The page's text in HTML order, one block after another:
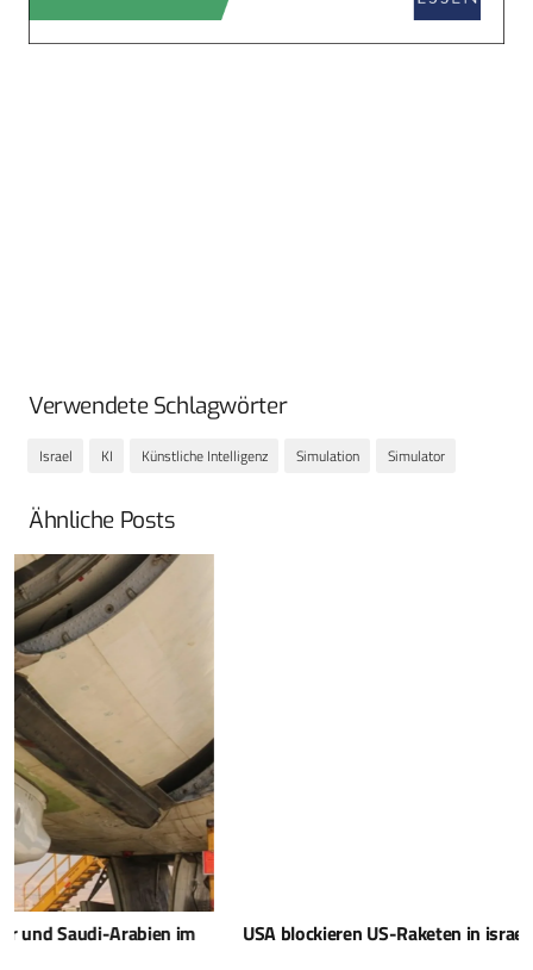
Verwendete Schlagwörter
Israel KI Künstliche Intelligenz Simulation Simulator
Ähnliche Posts
USA blockieren US-Raketen in israelischen Startsystemen